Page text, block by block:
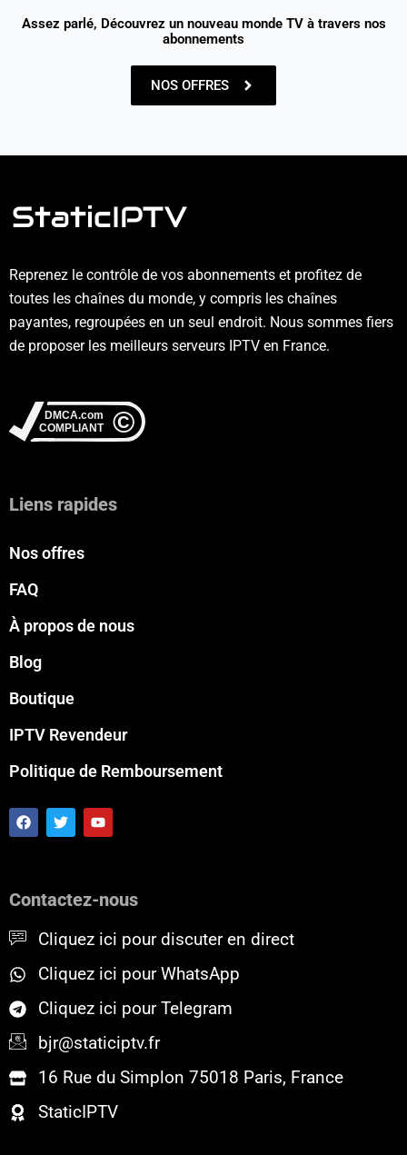
Assez parlé, Découvrez un nouveau monde TV à travers nos
abonnements
NOS OFFRES
Reprenez le contrôle de vos abonnements et profitez de
toutes les chaînes du monde, y compris les chaînes
payantes, regroupées en un seul endroit. Nous sommes fiers
de proposer les meilleurs serveurs IPTV en France.
Liens rapides
Nos offres
FAQ
À propos de nous
Blog
Boutique
IPTV Revendeur
Politique de Remboursement
F
a
c
o
T
w
i
r
Y
o
u
e
Contactez-nous
Cliquez ici pour discuter en direct
Cliquez ici pour WhatsApp
Cliquez ici pour Telegram
bjr@staticiptv.fr
16 Rue du Simplon 75018 Paris, France
StaticIPTV